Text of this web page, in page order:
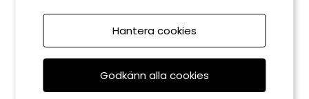
Cate tankini-linne - black
799 kr
Hantera cookies
Godkänn alla cookies